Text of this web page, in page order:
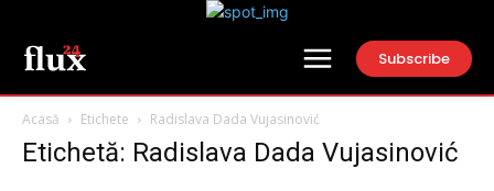
Subscribe
Acasă Etichete Radislava Dada Vujasinović
Etichetă: Radislava Dada Vujasinović